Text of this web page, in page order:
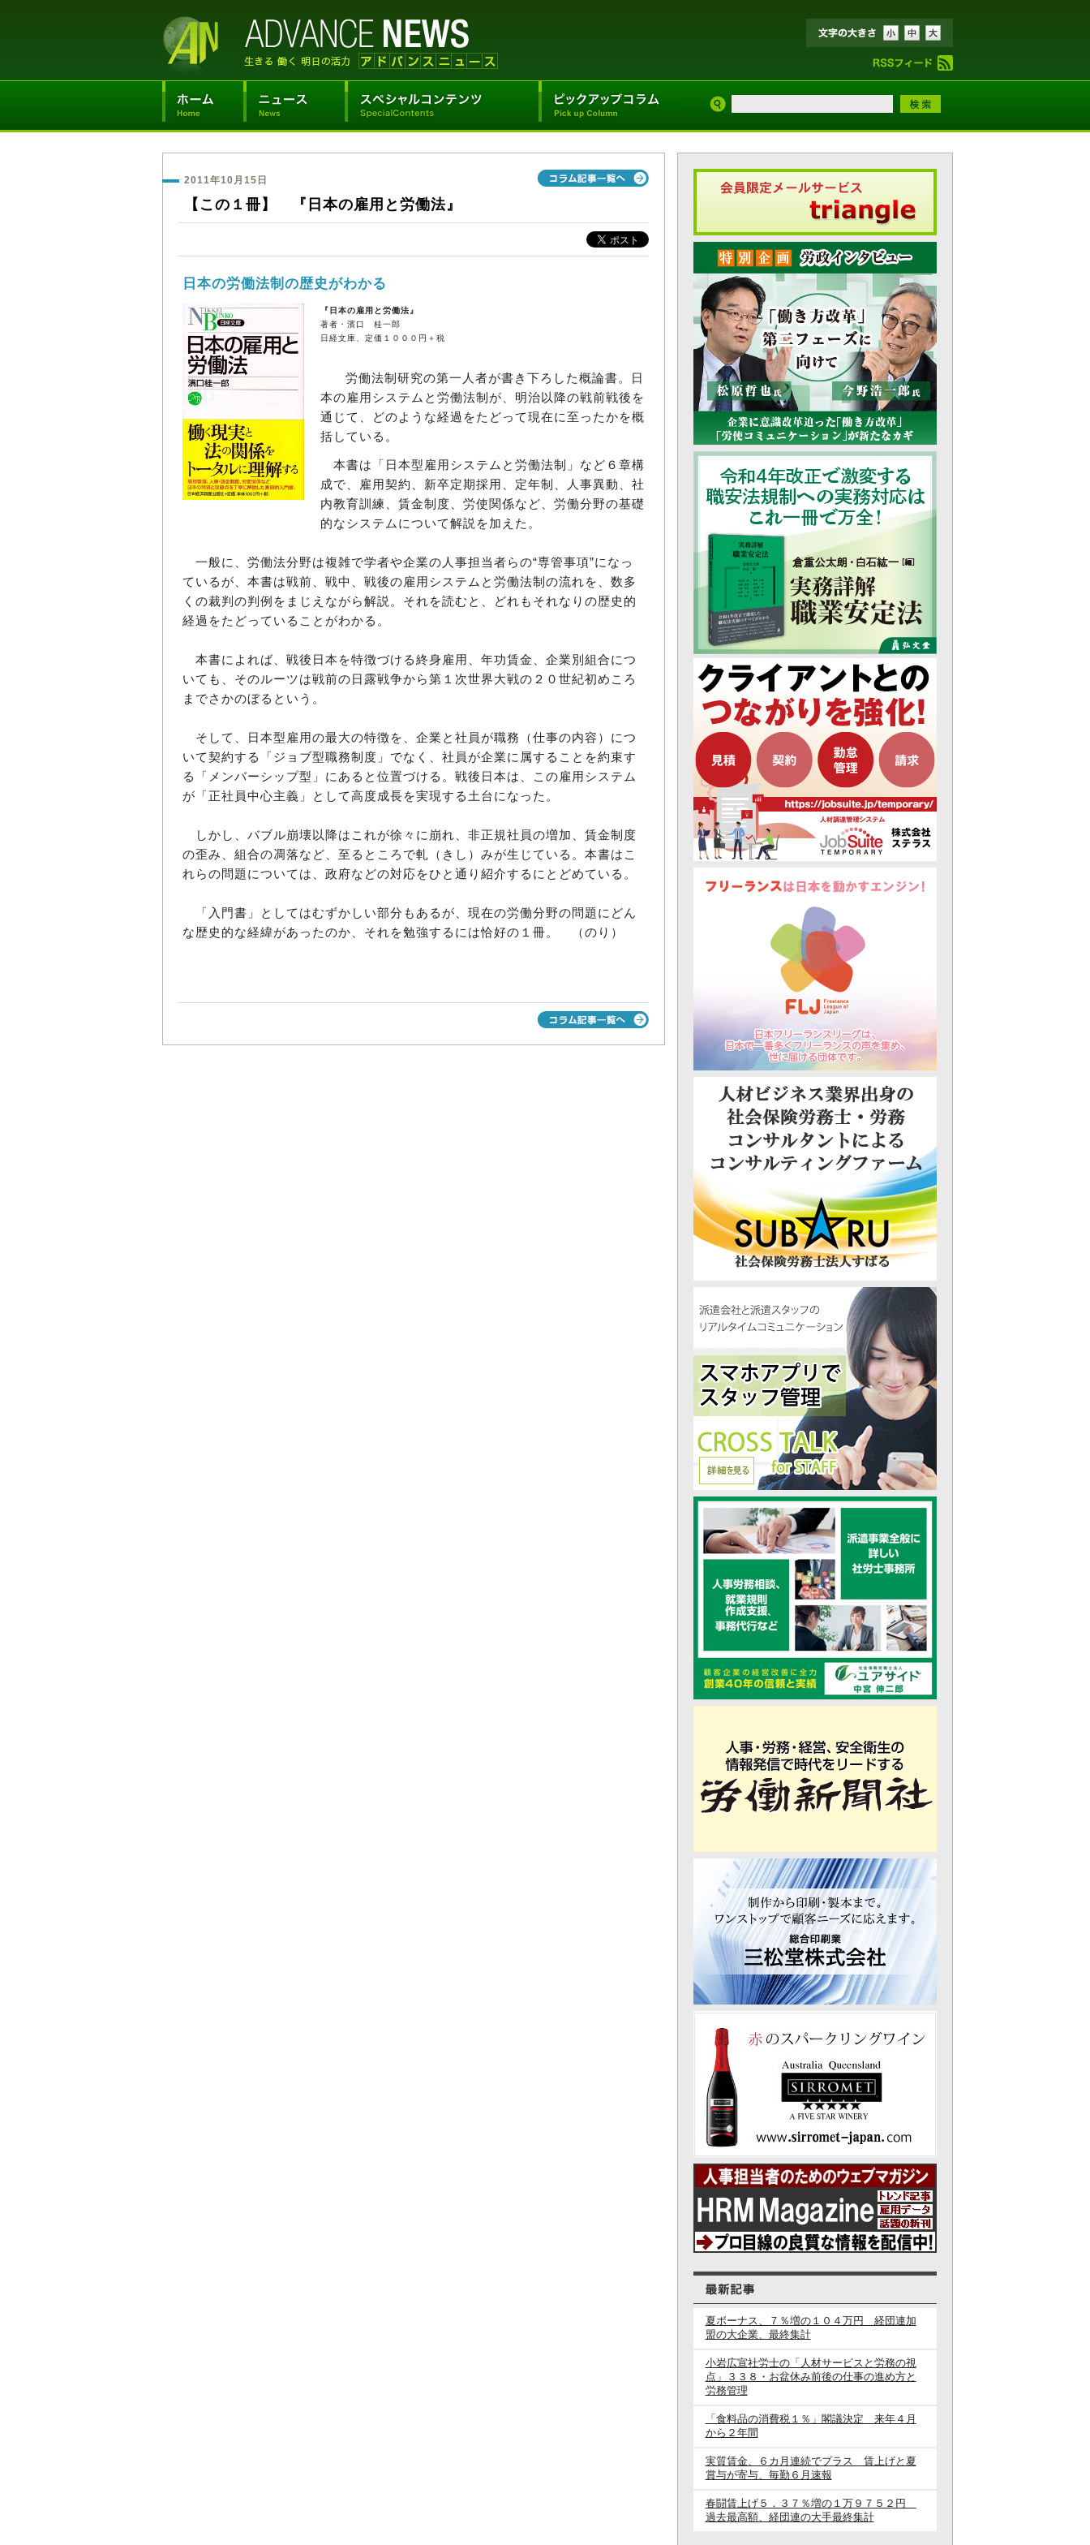
2011年10月15日
【この１冊】 『日本の雇用と労働法』
日本の労働法制の歴史がわかる
『日本の雇用と労働法』
著者・濱口 桂一郎
日経文庫、定価１０００円＋税
労働法制研究の第一人者が書き下ろした概論書。日
本の雇用システムと労働法制が、明治以降の戦前戦後を
通じて、どのような経過をたどって現在に至ったかを概
括している。
本書は「日本型雇用システムと労働法制」など６章構
成で、雇用契約、新卒定期採用、定年制、人事異動、社
内教育訓練、賃金制度、労使関係など、労働分野の基礎
的なシステムについて解説を加えた。
一般に、労働法分野は複雑で学者や企業の人事担当者らの“専管事項”になっ
ているが、本書は戦前、戦中、戦後の雇用システムと労働法制の流れを、数多
くの裁判の判例をまじえながら解説。それを読むと、どれもそれなりの歴史的
経過をたどっていることがわかる。
本書によれば、戦後日本を特徴づける終身雇用、年功賃金、企業別組合につ
いても、そのルーツは戦前の日露戦争から第１次世界大戦の２０世紀初めころ
までさかのぼるという。
そして、日本型雇用の最大の特徴を、企業と社員が職務（仕事の内容）につ
いて契約する「ジョブ型職務制度」でなく、社員が企業に属することを約束す
る「メンバーシップ型」にあると位置づける。戦後日本は、この雇用システム
が「正社員中心主義」として高度成長を実現する土台になった。
しかし、バブル崩壊以降はこれが徐々に崩れ、非正規社員の増加、賃金制度
の歪み、組合の凋落など、至るところで軋（きし）みが生じている。本書はこ
れらの問題については、政府などの対応をひと通り紹介するにとどめている。
「入門書」としてはむずかしい部分もあるが、現在の労働分野の問題にどん
な歴史的な経緯があったのか、それを勉強するには恰好の１冊。 （のり）
夏ボーナス、７％増の１０４万円 経団連加
盟の大企業、最終集計
小岩広宣社労士の「人材サービスと労務の視
点」３３８・お盆休み前後の仕事の進め方と
労務管理
「食料品の消費税１％」閣議決定 来年４月
から２年間
実質賃金、６カ月連続でプラス 賃上げと夏
賞与が寄与、毎勤６月速報
春闘賃上げ５．３７％増の１万９７５２円
過去最高額、経団連の大手最終集計